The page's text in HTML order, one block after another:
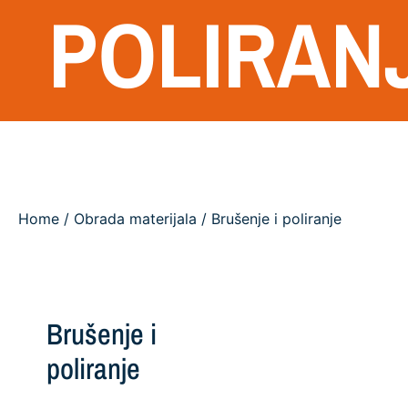
Home / Obrada materijala / Brušenje i poliranje
Brušenje i
poliranje